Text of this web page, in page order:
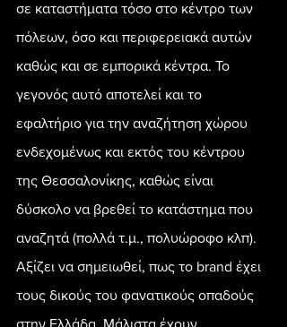
σε καταστήματα τόσο στο κέντρο των
πόλεων, όσο και περιφερειακά αυτών
καθώς και σε εμπορικά κέντρα. Το
γεγονός αυτό αποτελεί και το
εφαλτήριο για την αναζήτηση χώρου
ενδεχομένως και εκτός του κέντρου
της Θεσσαλονίκης, καθώς είναι
δύσκολο να βρεθεί το κατάστημα που
αναζητά (πολλά τ.μ., πολυώροφο κλπ).
Αξίζει να σημειωθεί, πως το brand έχει
τους δικούς του φανατικούς οπαδούς
στην Ελλάδα. Μάλιστα έχουν